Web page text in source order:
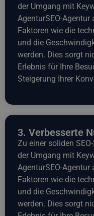
der Umgang mit
AgenturSEO-
Faktoren wie die
und die
werden. Dies sorgt
Erlebnis für Ihre
Steigerung Ihrer
3. Verbesserte
Zu einer soliden
der Umgang mit
AgenturSEO-
Faktoren wie die
und die
werden. Dies sorgt